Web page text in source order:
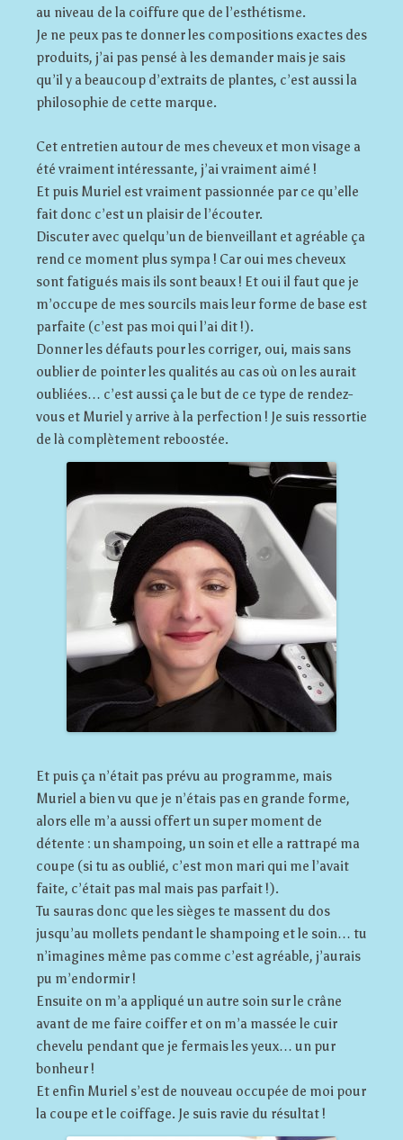
au niveau de la coiffure que de l’esthétisme.
Je ne peux pas te donner les compositions exactes des
produits, j’ai pas pensé à les demander mais je sais
qu’il y a beaucoup d’extraits de plantes, c’est aussi la
philosophie de cette marque.
Cet entretien autour de mes cheveux et mon visage a
été vraiment intéressante, j’ai vraiment aimé !
Et puis Muriel est vraiment passionnée par ce qu’elle
fait donc c’est un plaisir de l’écouter.
Discuter avec quelqu’un de bienveillant et agréable ça
rend ce moment plus sympa ! Car oui mes cheveux
sont fatigués mais ils sont beaux ! Et oui il faut que je
m’occupe de mes sourcils mais leur forme de base est
parfaite (c’est pas moi qui l’ai dit !).
Donner les défauts pour les corriger, oui, mais sans
oublier de pointer les qualités au cas où on les aurait
oubliées… c’est aussi ça le but de ce type de rendez-
vous et Muriel y arrive à la perfection ! Je suis ressortie
de là complètement reboostée.
Et puis ça n’était pas prévu au programme, mais
Muriel a bien vu que je n’étais pas en grande forme,
alors elle m’a aussi offert un super moment de
détente : un shampoing, un soin et elle a rattrapé ma
coupe (si tu as oublié, c’est mon mari qui me l’avait
faite, c’était pas mal mais pas parfait !).
Tu sauras donc que les sièges te massent du dos
jusqu’au mollets pendant le shampoing et le soin… tu
n’imagines même pas comme c’est agréable, j’aurais
pu m’endormir !
Ensuite on m’a appliqué un autre soin sur le crâne
avant de me faire coiffer et on m’a massée le cuir
chevelu pendant que je fermais les yeux… un pur
bonheur !
Et enfin Muriel s’est de nouveau occupée de moi pour
la coupe et le coiffage. Je suis ravie du résultat !